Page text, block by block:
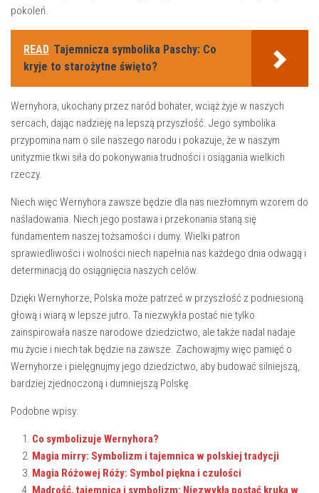
pokoleń.
READ Tajemnicza symbolika Paschy: Co
kryje to starożytne święto?
Wernyhora, ukochany przez naród ​bohater, wciąż żyje w naszych
sercach, dając nadzieję na lepszą przyszłość. ‌Jego symbolika
przypomina nam o ⁢sile naszego narodu i pokazuje, że w‍ naszym
⁣unityzmie ‍tkwi siła do pokonywania trudności i‍ osiągania ​wielkich
rzeczy.
Niech więc Wernyhora ​zawsze będzie dla⁣ nas ⁣niezłomnym wzorem‌ do
naśladowania. ⁤Niech ​jego postawa i przekonania staną ⁢się
fundamentem⁣ naszej tożsamości ‍i dumy. Wielki patron‌
sprawiedliwości i wolności niech napełnia nas każdego dnia odwagą ⁣i
determinacją do osiągnięcia ​naszych celów.
Dzięki ⁤Wernyhorze, Polska może patrzeć w‌ przyszłość z podniesioną‍
głową​ i wiarą w lepsze jutro. Ta niezwykła ⁢postać nie⁤ tylko
zainspirowała nasze narodowe dziedzictwo,⁢ ale także nadal nadaje
mu życie​ i niech‌ tak będzie na zawsze. Zachowajmy więc pamięć o
Wernyhorze i⁤ pielęgnujmy jego dziedzictwo, aby budować silniejszą,
⁣bardziej zjednoczoną i ⁣dumniejszą Polskę.
Podobne wpisy:
Co symbolizuje Wernyhora?
Magia mirry: Symbolizm i tajemnica w polskiej tradycji
Magia Różowej Róży: Symbol piękna i czułości
Mądrość, tajemnica i symbolizm: Niezwykła postać kruka w